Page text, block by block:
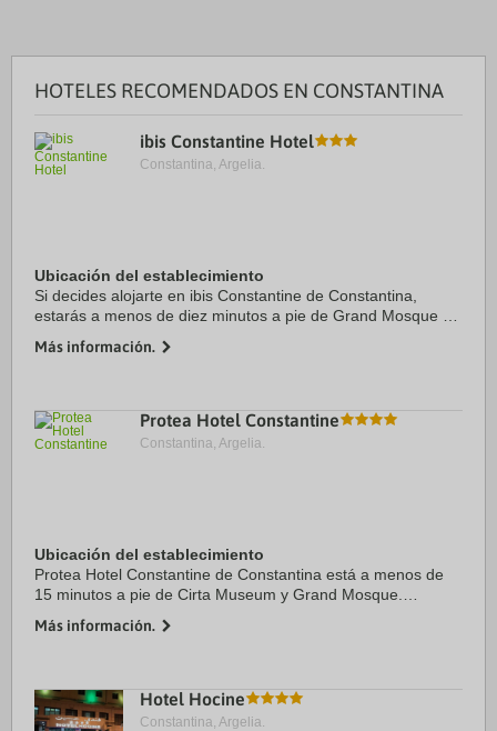
HOTELES RECOMENDADOS EN CONSTANTINA
ibis Constantine Hotel
Constantina, Argelia.
Ubicación del establecimiento
Si decides alojarte en ibis Constantine de Constantina,
estarás a menos de diez minutos a pie de Grand Mosque y
Palacio de Ahmed Bey y a 1,8 km de ...
Más información.
Protea Hotel Constantine
Constantina, Argelia.
Ubicación del establecimiento
Protea Hotel Constantine de Constantina está a menos de
15 minutos a pie de Cirta Museum y Grand Mosque.
Ahmed Bey y a 1,9 km de Mellah Slimane Bridge ...
Más información.
Hotel Hocine
Constantina, Argelia.